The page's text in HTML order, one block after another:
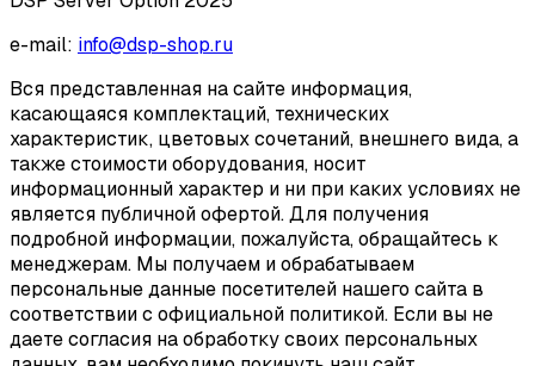
e-mail: info@dsp-shop.ru
Вся представленная на сайте информация,
касающаяся комплектаций, технических
характеристик, цветовых сочетаний, внешнего вида, а
также стоимости оборудования, носит
информационный характер и ни при каких условиях не
является публичной офертой. Для получения
подробной информации, пожалуйста, обращайтесь к
менеджерам. Мы получаем и обрабатываем
персональные данные посетителей нашего сайта в
соответствии с официальной политикой. Если вы не
даете согласия на обработку своих персональных